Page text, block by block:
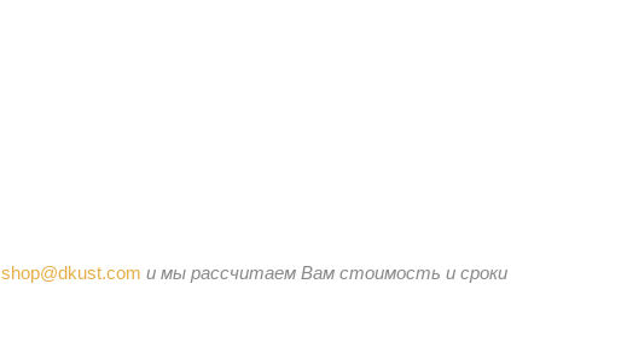
shop@dkust.com и мы рассчитаем Вам стоимость и сроки